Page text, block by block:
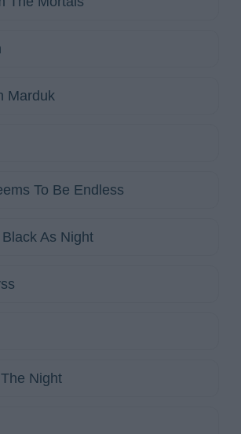
Marduk
To Be Endless
As Night
Night